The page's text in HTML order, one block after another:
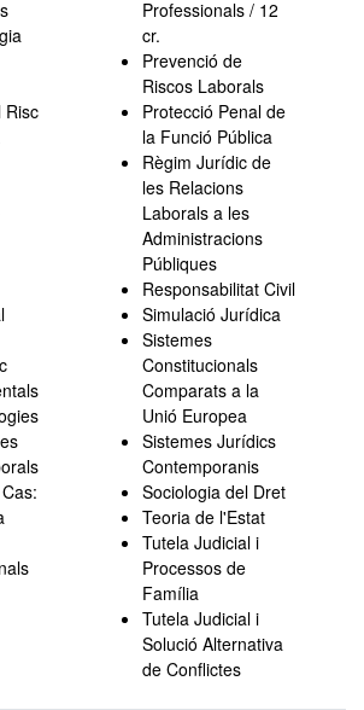
Risc
Professionals / 12
cr.
Prevenció de
Riscos Laborals
Protecció Penal de
la Funció Pública
Règim Jurídic de
les Relacions
Laborals a les
Administracions
Públiques
Responsabilitat Civil
Simulació Jurídica
Sistemes
Constitucionals
Comparats a la
Unió Europea
Sistemes Jurídics
Contemporanis
Sociologia del Dret
Teoria de l'Estat
Tutela Judicial i
Processos de
Família
Tutela Judicial i
Solució Alternativa
de Conflictes